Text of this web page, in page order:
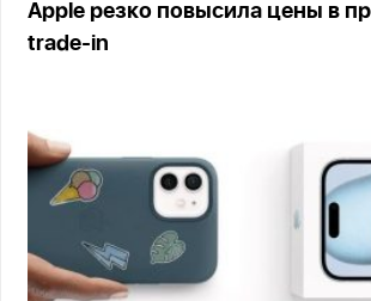
Apple резко повысила цены в
trade-in